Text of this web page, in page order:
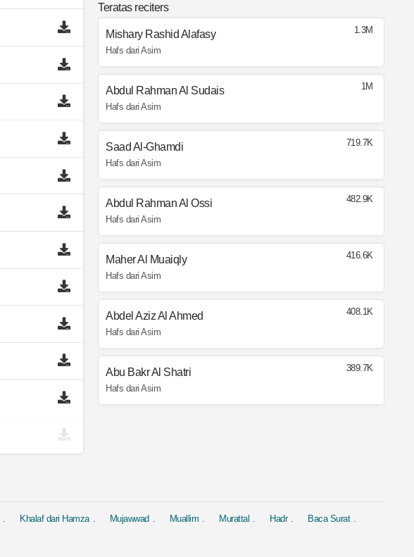
Teratas reciters
Mishary Rashid Alafasy
Hafs dari Asim
1.3M
Abdul Rahman Al Sudais
Hafs dari Asim
1M
Saad Al-Ghamdi
Hafs dari Asim
719.7K
Abdul Rahman Al Ossi
Hafs dari Asim
482.9K
Maher Al Muaiqly
Hafs dari Asim
416.6K
Abdel Aziz Al Ahmed
Hafs dari Asim
408.1K
Abu Bakr Al Shatri
Hafs dari Asim
389.7K
Khalaf dari Hamza Mujawwad Muallim Murattal Hadr Baca Surat